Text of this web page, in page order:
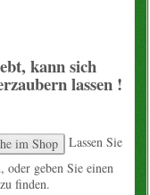
kann sich
lassen !
Lassen Sie
oder geben Sie einen
finden.